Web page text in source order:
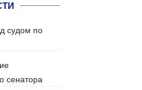
судом по
сенатора